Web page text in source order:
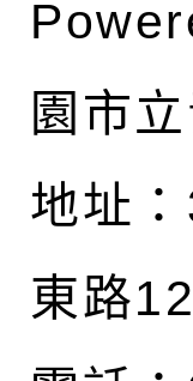
園市
地址：
東路